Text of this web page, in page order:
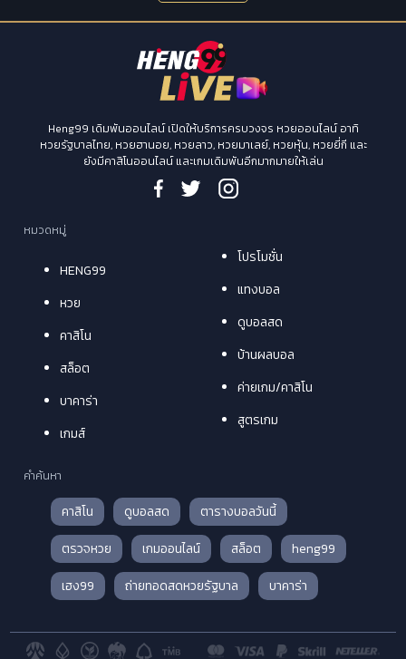
Heng99 เดิมพันออนไลน์ เปิดให้บริการครบวงจร หวยออนไลน์ อาทิ
หวยรัฐบาลไทย, หวยฮานอย, หวยลาว, หวยมาเลย์, หวยหุ้น, หวยยี่กี และ
ยังมีคาสิโนออนไลน์ และเกมเดิมพันอีกมากมายให้เล่น
หมวดหมู่
HENG99
หวย
คาสิโน
สล็อต
บาคาร่า
เกมส์
โปรโมชั่น
แทงบอล
ดูบอลสด
บ้านผลบอล
ค่ายเกม/คาสิโน
สูตรเกม
คำค้นหา
คาสิโน ดูบอลสด
ตารางบอลวันนี้
ตรวจหวย
เกมออนไลน์ สล็อต
heng99
เฮง99
ถ่ายทอดสดหวยรัฐบาล บาคาร่า